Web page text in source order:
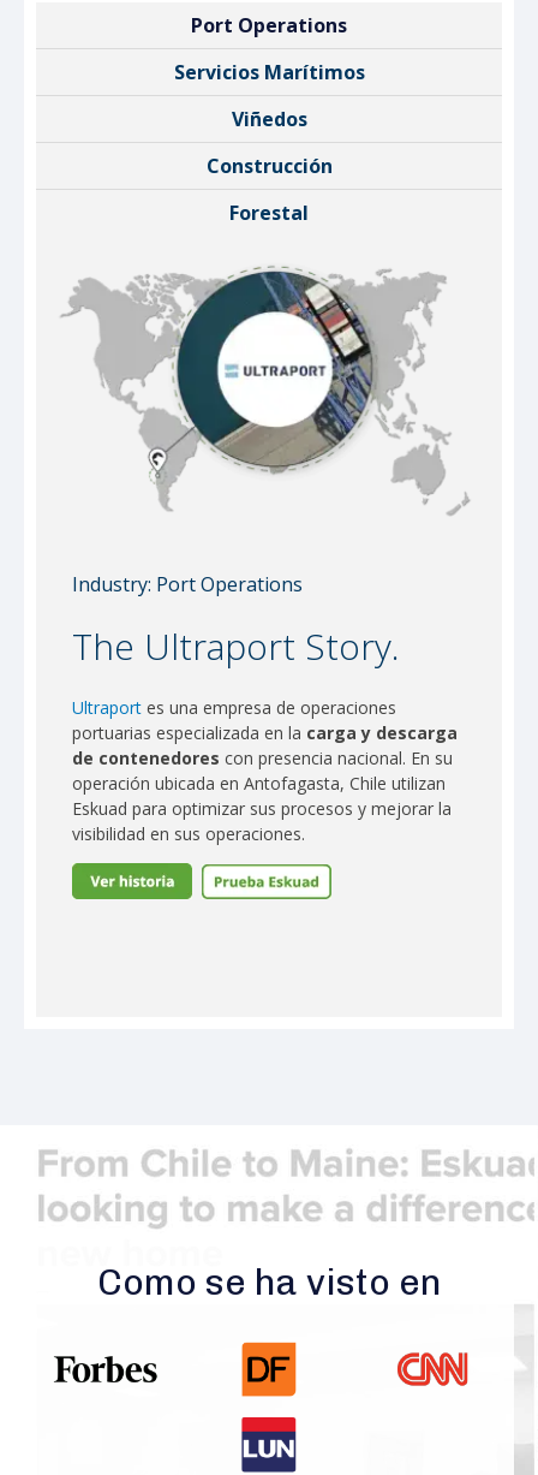
Port Operations
Servicios Marítimos
Viñedos
Construcción
Forestal
Industry: Port Operations
The Ultraport Story.
Ultraport es una empresa de operaciones
portuarias especializada en la carga y descarga
de contenedores con presencia nacional. En su
operación ubicada en Antofagasta, Chile utilizan
Eskuad para optimizar sus procesos y mejorar la
visibilidad en sus operaciones.
Como se ha visto en